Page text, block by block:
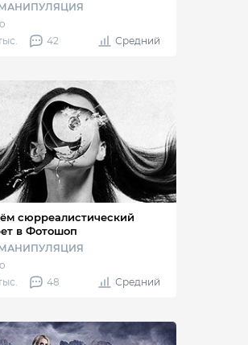
42 Средний
сюрреалистический
в Фотошоп
48 Средний